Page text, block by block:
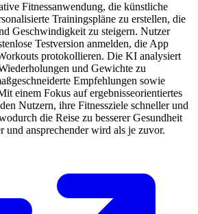
Fitnessanwendung, die künstliche
Trainingspläne zu erstellen, die
Geschwindigkeit zu steigern. Nutzer
Testversion anmelden, die App
protokollieren. Die KI analysiert
und Gewichte zu
Empfehlungen sowie
einem Fokus auf ergebnisseorientiertes
Nutzern, ihre Fitnessziele schneller und
die Reise zu besserer Gesundheit
und ansprechender wird als je zuvor.